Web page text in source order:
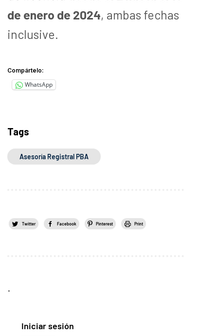
de enero de 2024, ambas fechas
inclusive.
Compártelo:
WhatsApp
Tags
Asesoría Registral PBA
Twitter Facebook Pinterest Print
.
Iniciar sesión